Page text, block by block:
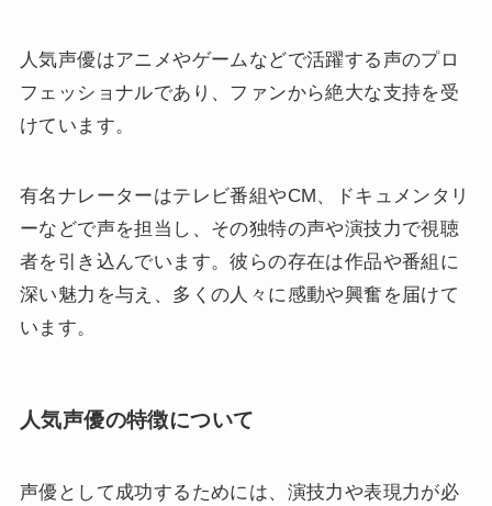
人気声優はアニメやゲームなどで活躍する声のプロ
フェッショナルであり、ファンから絶大な支持を受
けています。
有名ナレーターはテレビ番組やCM、ドキュメンタリ
ーなどで声を担当し、その独特の声や演技力で視聴
者を引き込んでいます。彼らの存在は作品や番組に
深い魅力を与え、多くの人々に感動や興奮を届けて
います。
人気声優の特徴について
声優として成功するためには、演技力や表現力が必